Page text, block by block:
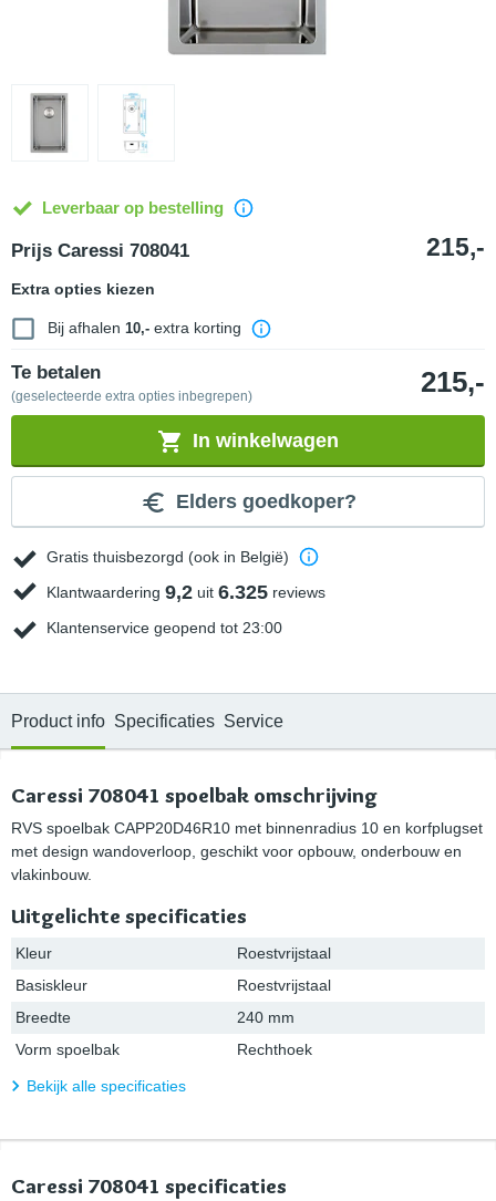
Leverbaar op bestelling
Prijs Caressi 708041 215,-
Extra opties kiezen
Bij afhalen 10,-extra korting
Te betalen
(geselecteerde extra opties inbegrepen) 215,-
In winkelwagen
Elders goedkoper?
Gratis thuisbezorgd (ook in België)
Klantwaardering 9,2 uit 6.325 reviews
Klantenservice geopend tot 23:00
Product info Specificaties Service
Caressi 708041 spoelbak omschrijving
RVS spoelbak CAPP20D46R10 met binnenradius 10 en korfplugset
met design wandoverloop, geschikt voor opbouw, onderbouw en
vlakinbouw.
Uitgelichte specificaties
Kleur
Roestvrijstaal
Basiskleur
Roestvrijstaal
Breedte
240 mm
Vorm spoelbak
Rechthoek
Bekijk alle specificaties
Caressi 708041 specificaties